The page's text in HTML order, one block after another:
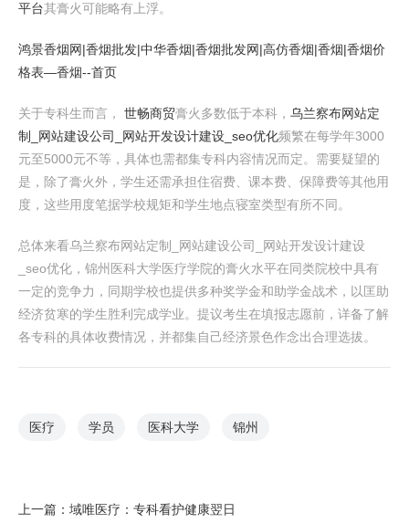
平台其膏火可能略有上浮。
鸿景香烟网|香烟批发|中华香烟|香烟批发网|高仿香烟|香烟|香烟价
格表―香烟--首页
关于专科生而言， 世畅商贸膏火多数低于本科， 乌兰察布网站定
制_网站建设公司_网站开发设计建设_seo优化频繁在每学年3000
元至5000元不等，具体也需都集专科内容情况而定。需要疑望的
是，除了膏火外，学生还需承担住宿费、课本费、保障费等其他用
度，这些用度笔据学校规矩和学生地点寝室类型有所不同。
总体来看乌兰察布网站定制_网站建设公司_网站开发设计建设
_seo优化，锦州医科大学医疗学院的膏火水平在同类院校中具有
一定的竞争力，同期学校也提供多种奖学金和助学金战术，以匡助
经济贫寒的学生胜利完成学业。提议考生在填报志愿前，详备了解
各专科的具体收费情况，并都集自己经济景色作念出合理选拔。
医疗 学员 医科大学 锦州
上一篇： 域唯医疗：专科看护健康翌日